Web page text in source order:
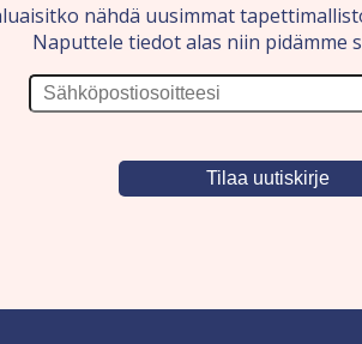
nähdä uusimmat
Naputtele tiedot alas niin pidämme